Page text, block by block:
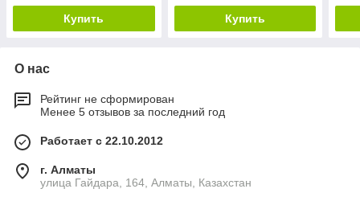
Купить Купить
О нас
Рейтинг не сформирован
Менее 5 отзывов за последний год
Работает с 22.10.2012
г. Алматы
улица Гайдара, 164, Алматы, Казахстан